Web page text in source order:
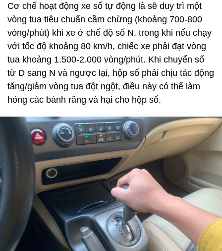
Cơ chế hoạt động xe số tự động là sẽ duy trì một
vòng tua tiêu chuẩn cầm chừng (khoảng 700-800
vòng/phút) khi xe ở chế độ số N, trong khi nếu chạy
với tốc độ khoảng 80 km/h, chiếc xe phải đạt vòng
tua khoảng 1.500-2.000 vòng/phút. Khi chuyển số
từ D sang N và ngược lại, hộp số phải chịu tác động
tăng/giảm vòng tua đột ngột, điều này có thể làm
hỏng các bánh răng và hại cho hộp số.